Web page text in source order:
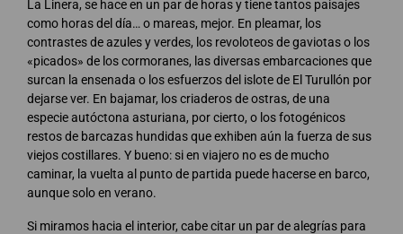
La Linera, se hace en un par de horas y tiene tantos paisajes
como horas del día… o mareas, mejor. En pleamar, los
contrastes de azules y verdes, los revoloteos de gaviotas o los
«picados» de los cormoranes, las diversas embarcaciones que
surcan la ensenada o los esfuerzos del islote de El Turullón por
dejarse ver. En bajamar, los criaderos de ostras, de una
especie autóctona asturiana, por cierto, o los fotogénicos
restos de barcazas hundidas que exhiben aún la fuerza de sus
viejos costillares. Y bueno: si en viajero no es de mucho
caminar, la vuelta al punto de partida puede hacerse en barco,
aunque solo en verano.
Si miramos hacia el interior, cabe citar un par de alegrías para